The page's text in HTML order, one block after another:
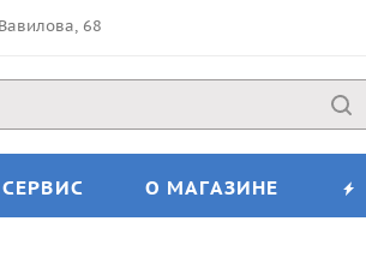
68
СЕРВИС О МАГАЗИНЕ